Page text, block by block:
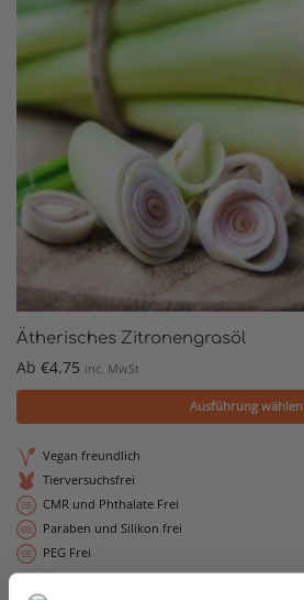
Ätherisches Zitronengrasöl
Ab €4.75 inc. MwSt
Ausführung wählen
Vegan freundlich
Tierversuchsfrei
CMR und Phthalate Frei
Paraben und Silikon frei
PEG Frei